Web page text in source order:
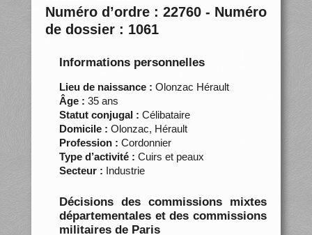
Numéro d’ordre : 22760 - Numéro
de dossier : 1061
Informations personnelles
Lieu de naissance : Olonzac Hérault
Âge : 35 ans
Statut conjugal : Célibataire
Domicile : Olonzac, Hérault
Profession : Cordonnier
Type d’activité : Cuirs et peaux
Secteur : Industrie
Décisions des commissions mixtes
départementales et des commissions
militaires de Paris